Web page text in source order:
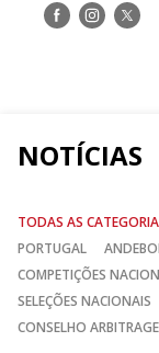
Siga-Siga-Siga-
NOTÍCIAS
TODAS AS
PORTUGAL
COMPETIÇÕES
SELEÇÕES NACIONAIS
CONSELHO